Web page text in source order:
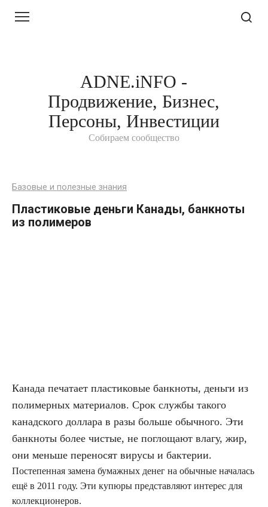
ADNE.iNFO -
Продвижение, Бизнес,
Персоны, Инвестиции
Собираем сообщество
Базовые и полезные знания
Пластиковые деньги Канады, банкноты
из полимеров
Канада печатает пластиковые банкноты, деньги из
полимерных материалов. Срок службы такого
канадского доллара в разы больше обычного. Эти
банкноты более чистые, не поглощают влагу, жир,
они меньше переносят вирусы и бактерии.
Постепенная замена бумажных денег на обычные началась
ещё в 2011 году. Эти купюры представляют интерес для
коллекционеров.